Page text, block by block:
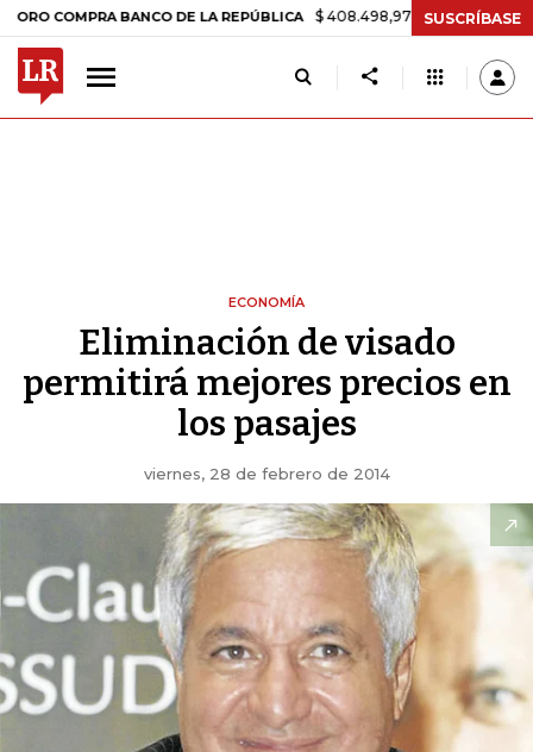
BANCO DE LA REPÚBLICA $ 408.498,97 +$ 8.753,81 +2,19%
SUSCRÍBASE
ECONOMÍA
Eliminación de visado
permitirá mejores precios en
los pasajes
viernes, 28 de febrero de 2014